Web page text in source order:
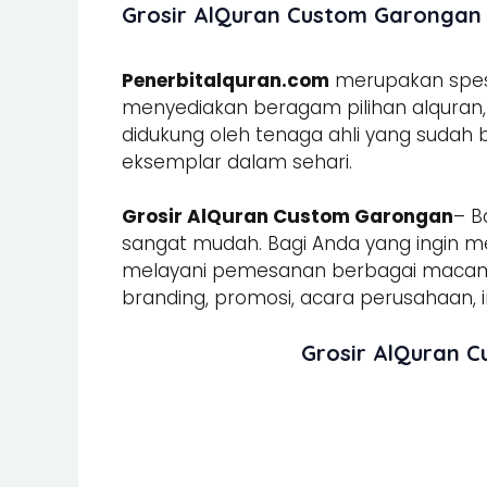
Grosir AlQuran Custom
Penerbitalquran.com merupakan
menyediakan beragam pilihan
didukung oleh tenaga ahli yang sudah
eksemplar dalam sehari.
Grosir AlQuran Custom Garongan–
sangat mudah. Bagi Anda yang ingin
melayani pemesanan berbagai
branding, promosi, acara perusahaan,
Grosir AlQuran